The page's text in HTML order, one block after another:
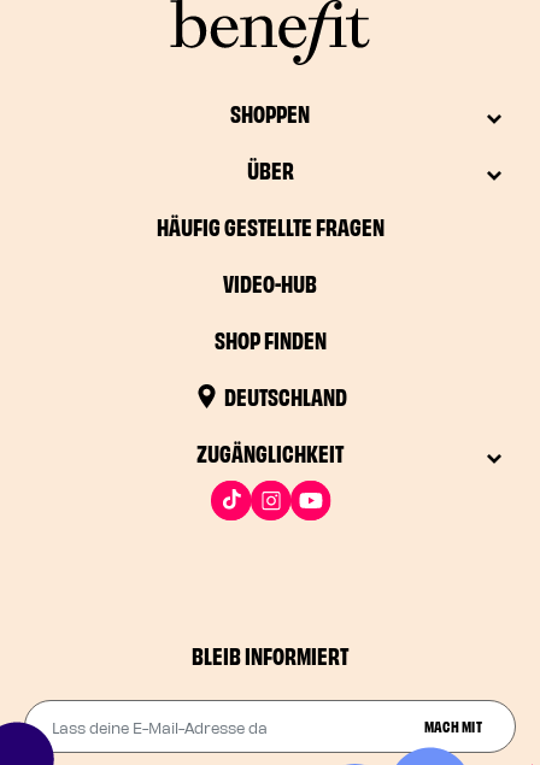
SHOPPEN
ÜBER
HÄUFIG GESTELLTE FRAGEN
VIDEO-HUB
SHOP FINDEN
DEUTSCHLAND
ZUGÄNGLICHKEIT
BLEIB INFORMIERT
Lass deine E-Mail-Adresse da MACH MIT